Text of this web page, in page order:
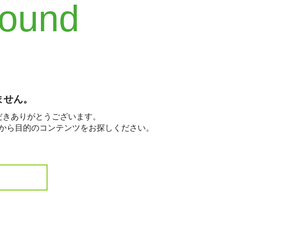
ー受講生向け。
ただくための講座です。
ん。
ありがとうございます。
目的のコンテンツをお探しください。